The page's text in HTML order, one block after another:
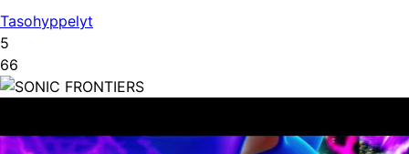
Tasohyppelyt
5
66